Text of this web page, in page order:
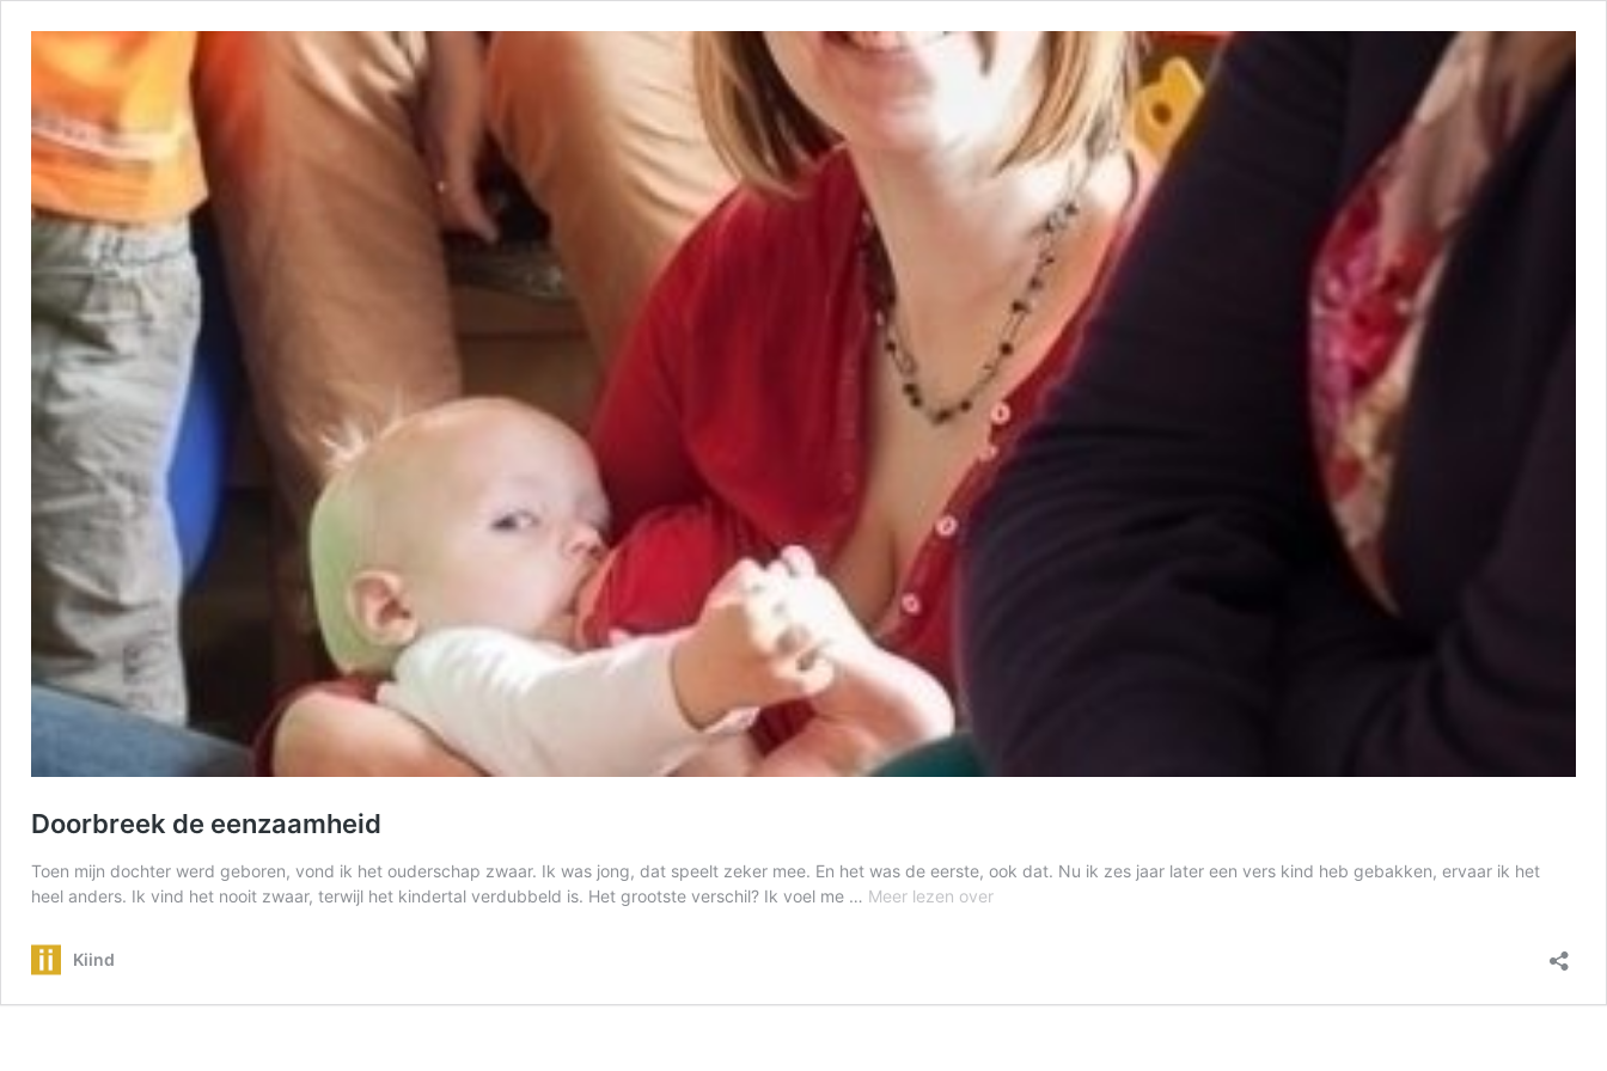
Doorbreek de eenzaamheid
Toen mijn dochter werd geboren, vond ik het ouderschap zwaar. Ik was jong, dat speelt zeker mee. En het was de eerste, ook dat. Nu ik zes jaar later een vers kind heb gebakken, ervaar ik het
heel anders. Ik vind het nooit zwaar, terwijl het kindertal verdubbeld is. Het grootste verschil? Ik voel me … Meer lezen overDoorbreek
Kiind